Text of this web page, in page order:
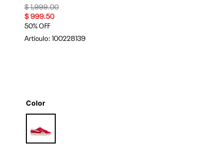
Price reduced from
$ 1,999.00to
$ 999.50
50% OFF
Artículo: 100228139
Color